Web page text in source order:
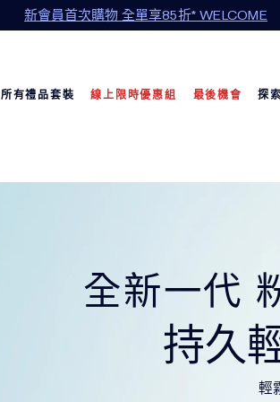
新會員首次購物 全單享85折* WELCOME
所有禮品套裝 線上限時優惠組 最後機會 探
全新一代
持久
輕